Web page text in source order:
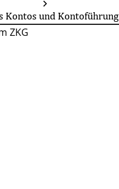
Kontos und Kontoführung
ZKG